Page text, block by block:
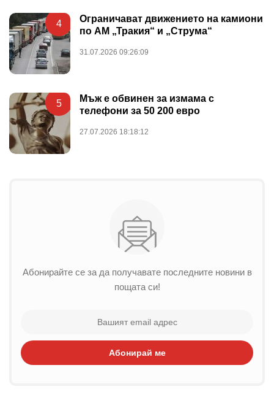
4
Ограничават движението на камиони
по АМ „Тракия“ и „Струма“
31.07.2026 09:26:09
5
Мъж е обвинен за измама с
телефони за 50 200 евро
27.07.2026 18:18:12
Абонирайте се за да получавате последните новини в
пощата си!
Абонирай ме